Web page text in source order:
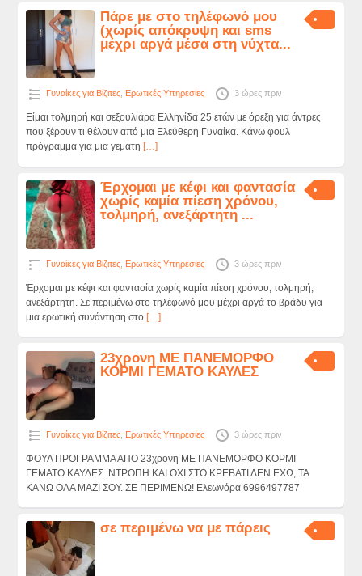
Πάρε με στο τηλέφωνό μου
(χωρίς απόκρυψη και sms
μέχρι αργά μέσα στη νύχτα...
Γυναίκες για Βίζιτες, Ερωτικές Υπηρεσίες 3 ώρες πριν
Είμαι τολμηρή και σεξουλιάρα Ελληνίδα 25 ετών με όρεξη για άντρες
που ξέρουν τι θέλουν από μια Ελεύθερη Γυναίκα. Κάνω φουλ
πρόγραμμα για μια γεμάτη […]
Έρχομαι με κέφι και φαντασία
χωρίς καμία πίεση χρόνου,
τολμηρή, ανεξάρτητη ...
Γυναίκες για Βίζιτες, Ερωτικές Υπηρεσίες 3 ώρες πριν
Έρχομαι με κέφι και φαντασία χωρίς καμία πίεση χρόνου, τολμηρή,
ανεξάρτητη. Σε περιμένω στο τηλέφωνό μου μέχρι αργά το βράδυ για
μια ερωτική συνάντηση στο […]
23χρονη ΜΕ ΠΑΝΕΜΟΡΦΟ
ΚΟΡΜΙ ΓΕΜΑΤΟ ΚΑΥΛΕΣ
Γυναίκες για Βίζιτες, Ερωτικές Υπηρεσίες 3 ώρες πριν
ΦΟΥΛ ΠΡΟΓΡΑΜΜΑ ΑΠΟ 23χρονη ΜΕ ΠΑΝΕΜΟΡΦΟ ΚΟΡΜΙ
ΓΕΜΑΤΟ ΚΑΥΛΕΣ. ΝΤΡΟΠΗ ΚΑΙ ΟΧΙ ΣΤΟ ΚΡΕΒΑΤΙ ΔΕΝ ΕΧΩ, ΤΑ
ΚΑΝΩ ΟΛΑ ΜΑΖΙ ΣΟΥ. ΣΕ ΠΕΡΙΜΕΝΩ! Ελεωνόρα 6996497787
σε περιμένω να με πάρεις